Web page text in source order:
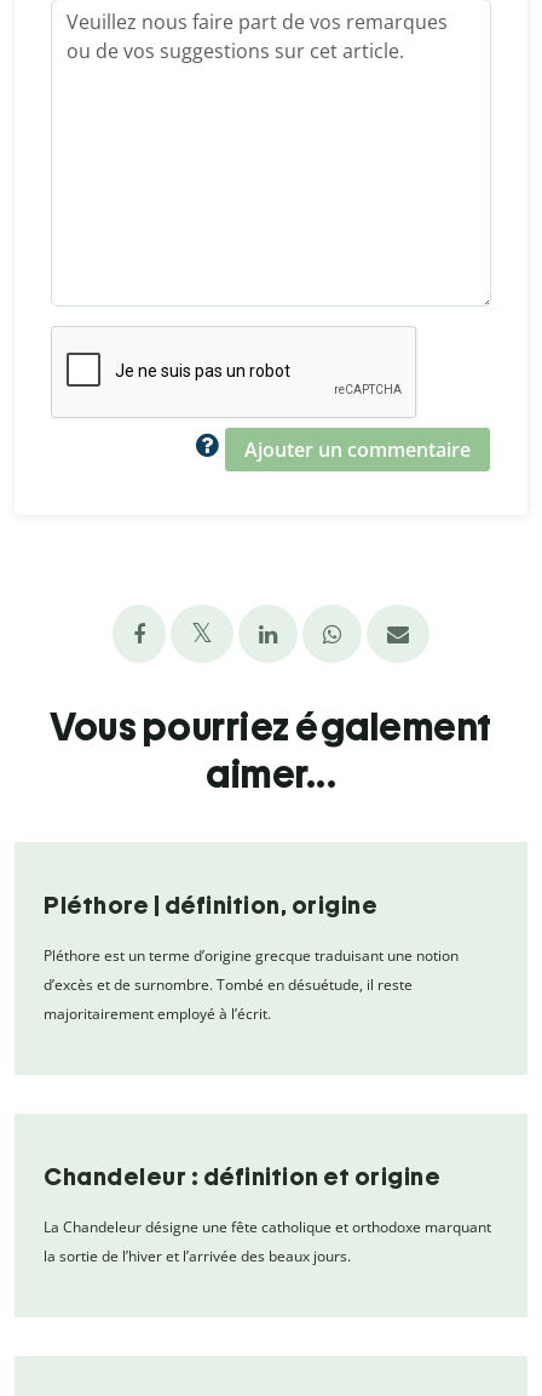
Ajouter un commentaire
Vous pourriez également
aimer...
Pléthore | définition, origine
Pléthore est un terme d’origine grecque traduisant une notion
d’excès et de surnombre. Tombé en désuétude, il reste
majoritairement employé à l’écrit.
Chandeleur : définition et origine
La Chandeleur désigne une fête catholique et orthodoxe marquant
la sortie de l’hiver et l’arrivée des beaux jours.